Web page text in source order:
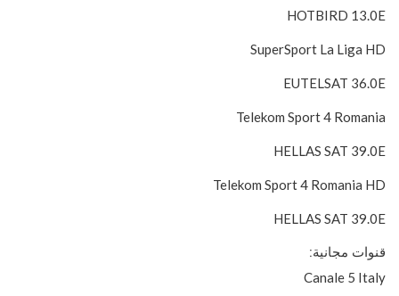
HOTBIRD 13.0E
SuperSport La Liga HD
EUTELSAT 36.0E
Telekom Sport 4 Romania
HELLAS SAT 39.0E
Telekom Sport 4 Romania HD
HELLAS SAT 39.0E
قنوات مجانية:
Canale 5 Italy